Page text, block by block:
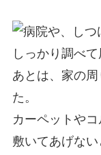
病院や、しつ
しっかり調べて
あとは、家の
た。
カーペットや
敷いてあげな